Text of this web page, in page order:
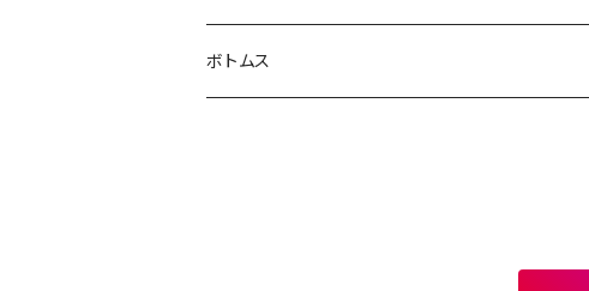
キャップ
アウター
ボトムス